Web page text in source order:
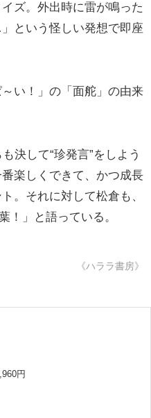
ズ。外出時に雷が鳴った
という怪しい発想で即座
い！」の「面舵」の由来
決して“珍発言”をしよう
楽しくできて、かつ成長
。それに対して松倉も、
！」と語っている。
《ハララ書房》
円